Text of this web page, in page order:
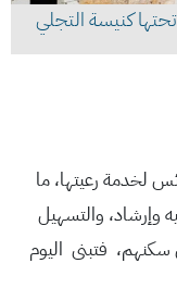
كنيسة التجلي
لخدمة رعيتها، ما
وإرشاد، والتسهيل
سكنهم، فتبنى اليوم